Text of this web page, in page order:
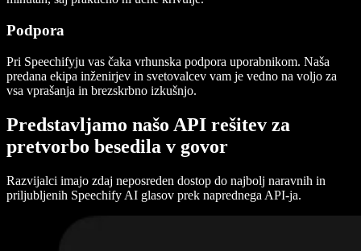
Podpora
Pri Speechifyju vas čaka vrhunska podpora uporabnikom. Naša
predana ekipa inženirjev in svetovalcev vam je vedno na voljo za
vsa vprašanja in brezskrbno izkušnjo.
Predstavljamo našo API rešitev za
pretvorbo besedila v govor
Razvijalci imajo zdaj neposreden dostop do najbolj naravnih in
priljubljenih Speechify AI glasov prek naprednega API-ja.